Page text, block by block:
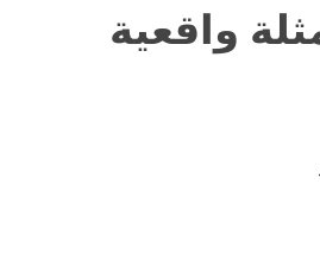
واقعية